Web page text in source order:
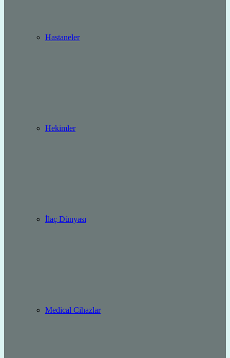
Hastaneler
Hekimler
İlaç Dünyası
Medical Cihazlar